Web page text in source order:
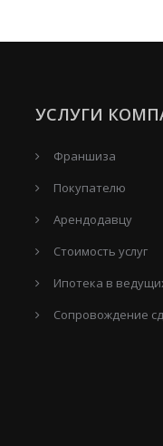
УСЛУГИ
Франшиза
Покупателю
Арендодавцу
Стоимость услуг
Ипотека в
Сопровождение